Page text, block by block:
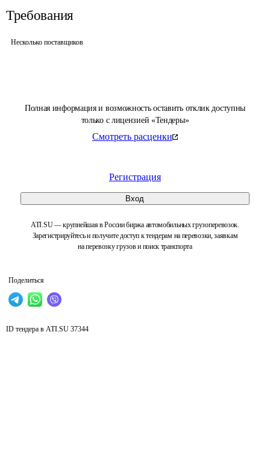
Полная информация и возможность оставить отклик доступны
только с лицензией «Тендеры»
Смотреть расценки
Регистрация
Вход
ATI.SU — крупнейшая в России биржа автомобильных грузоперевозок.
Зарегистрируйтесь и получите доступ к тендерам на перевозки, заявкам
на перевозку грузов и поиск транспорта
Поделиться
Требования
Несколько поставщиков
ID тендера в ATI.SU 37344